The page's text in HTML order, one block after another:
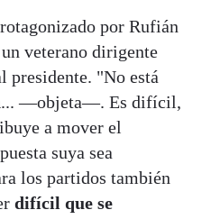
por Rufián
veterano dirigente
presidente. "No está
... —objeta—. Es difícil,
a mover el
suya sea
los partidos también
difícil que se